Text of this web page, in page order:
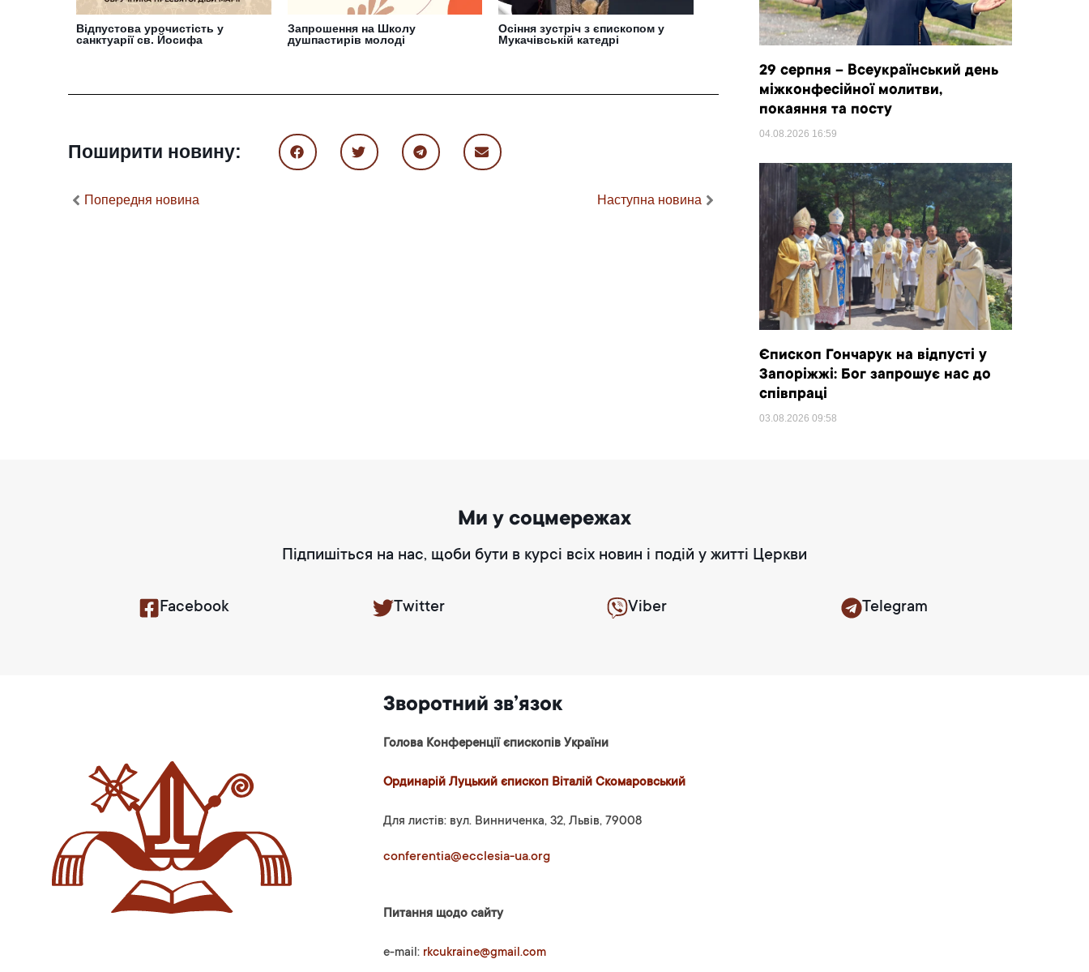
Відпустова урочистість у
санктуарії св. Йосифа
Запрошення на Школу
душпастирів молоді
Осіння зустріч з єпископом у
Мукачівській катедрі
Поширити новину:
Попередня новина Наступна новина
29 серпня – Всеукраїнський день
міжконфесійної молитви,
покаяння та посту
04.08.2026 16:59
Єпископ Гончарук на відпусті у
Запоріжжі: Бог запрошує нас до
співпраці
03.08.2026 09:58
Ми у соцмережах
Підпишіться на нас, щоби бути в курсі всіх новин і подій у житті Церкви
Facebook Twitter Viber Telegram
Зворотний зв’язок
Голова Конференції єпископів України
Ординарій Луцький єпископ Віталій Скомаровський
Для листів: вул. Винниченка, 32, Львів, 79008
conferentia@ecclesia-ua.org
Питання щодо сайту
e-mail: rkcukraine@gmail.com